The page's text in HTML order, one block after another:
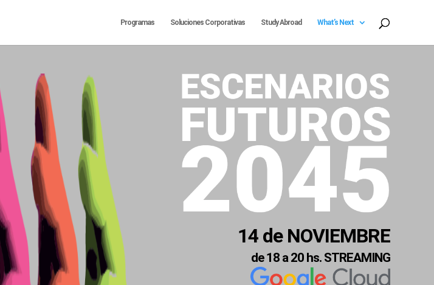
Programas Soluciones Corporativas Study Abroad What’s Next
14 de NOVIEMBRE
de 18 a 20 hs. STREAMING